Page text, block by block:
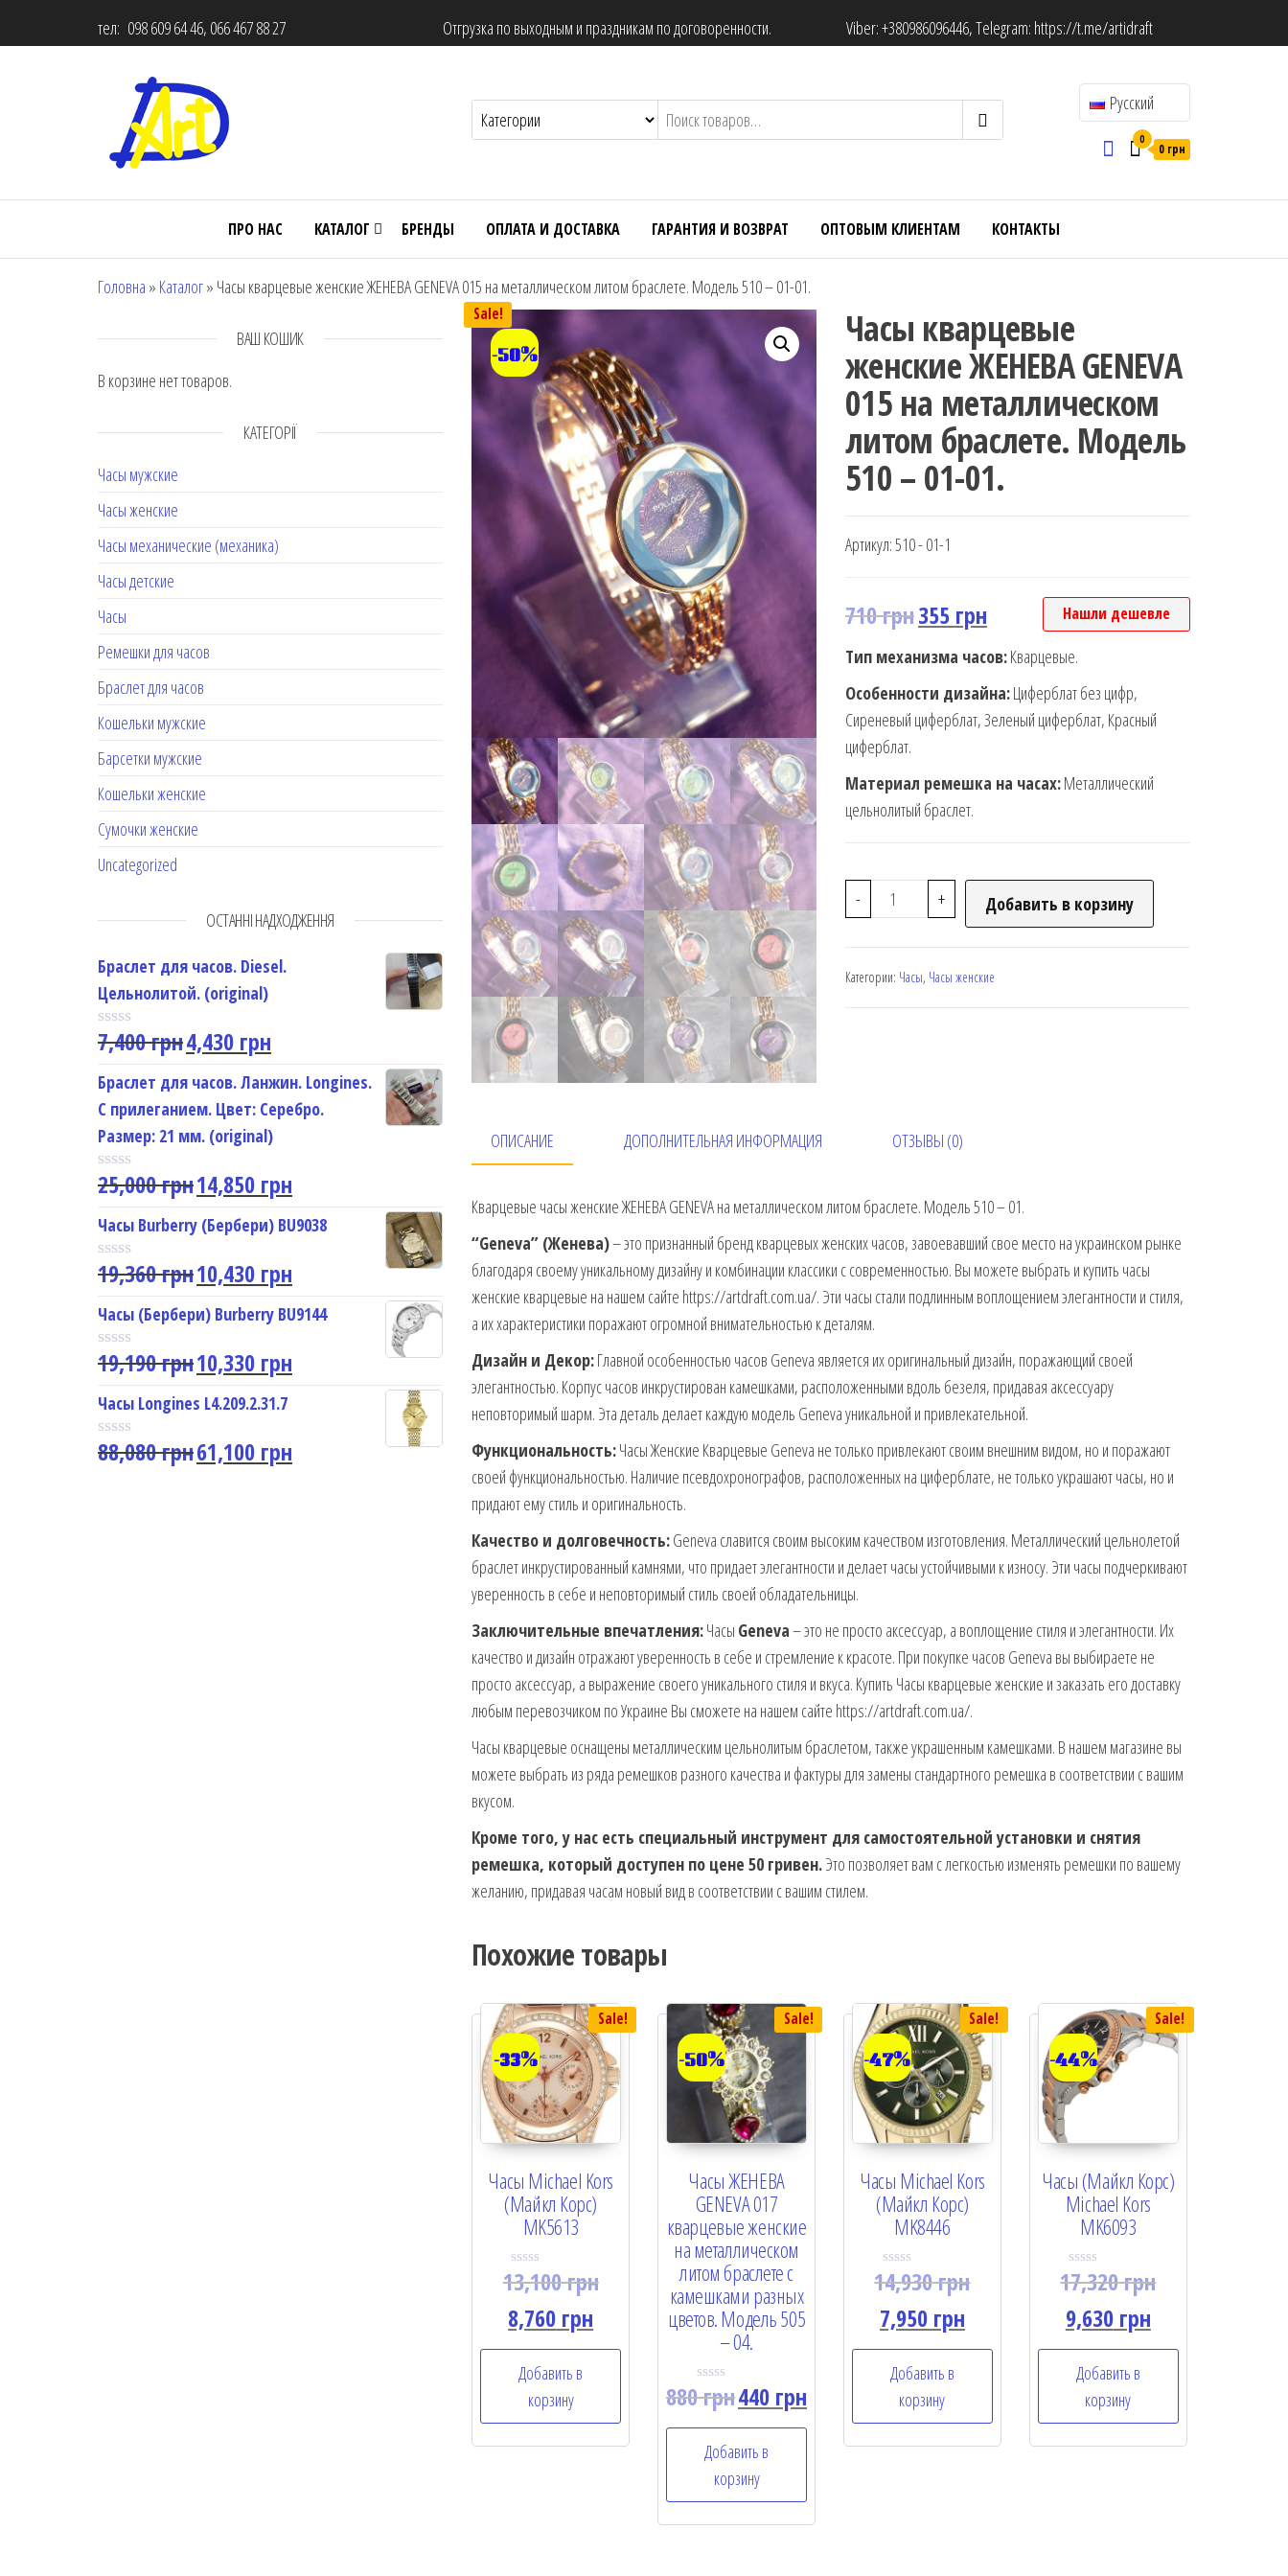
тел: 098 609 64 46, 066 467 88 27 Отгрузка по выходным и праздникам по договоренности. Viber:+380986096446, Telegram: https://t.me/artidraft
Русский
0
0 грн
ПРО НАС КАТАЛОГ БРЕНДЫ ОПЛАТА И ДОСТАВКА ГАРАНТИЯ И ВОЗВРАТ ОПТОВЫМ КЛИЕНТАМ КОНТАКТЫ
Головна » Каталог» Часы кварцевые женские ЖЕНЕВА GENEVA 015 на металлическом литом браслете. Модель 510 – 01-01.
ВАШ КОШИК
В корзине нет товаров.
КАТЕГОРІЇ
Часы мужские
Часы женские
Часы механические (механика)
Часы детские
Часы
Ремешки для часов
Браслет для часов
Кошельки мужские
Барсетки мужские
Кошельки женские
Сумочки женские
Uncategorized
ОСТАННІ НАДХОДЖЕННЯ
Браслет для часов. Diesel.
Цельнолитой. (original)
R
t
e
d
0
o
u
t
o
5
7,400грн4,430 грн
Браслет для часов. Ланжин. Longines.
С прилеганием. Цвет: Серебро.
Размер: 21 мм. (original)
R
t
e
d
0
o
u
t
o
f
5
25,000грн14,850 грн
Часы Burberry (Бербери) BU9038
R
t
e
d
0
o
u
t
o
f
5
19,360грн10,430 грн
Часы (Бербери) Burberry BU9144
R
t
e
d
0
o
19,190грн10,330 грн
Часы Longines L4.209.2.31.7
R
88,080грн61,100 грн
Sale!
-50%
Часы кварцевые
женские ЖЕНЕВА GENEVA
015 на металлическом
литом браслете. Модель
510 – 01-01.
Артикул:510 - 01-1
710грн355 грн Нашли дешевле
Тип механизма часов:Кварцевые.
Особенности дизайна:Циферблат без цифр,
Сиреневый циферблат, Зеленый циферблат, Красный
циферблат.
Материал ремешка на часах:Металлический
цельнолитый браслет.
- + Добавить в корзину
Категории: Часы, Часы женские
ОПИСАНИЕ ДОПОЛНИТЕЛЬНАЯ ИНФОРМАЦИЯ ОТЗЫВЫ (0)
Кварцевые часы женские ЖЕНЕВА GENEVA на металлическом литом браслете. Модель 510 – 01.
“Geneva” (Женева)– это признанный бренд кварцевых женских часов, завоевавший свое место на украинском рынке
благодаря своему уникальному дизайну и комбинации классики с современностью. Вы можете выбрать и купить часы
женские кварцевые на нашем сайте https://artdraft.com.ua/. Эти часы стали подлинным воплощением элегантности и стиля,
а их характеристики поражают огромной внимательностью к деталям.
Дизайн и Декор:Главной особенностью часов Geneva является их оригинальный дизайн, поражающий своей
элегантностью. Корпус часов инкрустирован камешками, расположенными вдоль безеля, придавая аксессуару
неповторимый шарм. Эта деталь делает каждую модель Geneva уникальной и привлекательной.
Функциональность:Часы Женские Кварцевые Geneva не только привлекают своим внешним видом, но и поражают
своей функциональностью. Наличие псевдохронографов, расположенных на циферблате, не только украшают часы, но и
придают ему стиль и оригинальность.
Качество и долговечность:Geneva славится своим высоким качеством изготовления. Металлический цельнолетой
браслет инкрустированный камнями, что придает элегантности и делает часы устойчивыми к износу. Эти часы подчеркивают
уверенность в себе и неповторимый стиль своей обладательницы.
Заключительные впечатления:Часы Geneva– это не просто аксессуар, а воплощение стиля и элегантности. Их
качество и дизайн отражают уверенность в себе и стремление к красоте. При покупке часов Geneva вы выбираете не
просто аксессуар, а выражение своего уникального стиля и вкуса. Купить Часы кварцевые женские и заказать его доставку
любым перевозчиком по Украине Вы сможете на нашем сайте https://artdraft.com.ua/.
Часы кварцевые оснащены металлическим цельнолитым браслетом, также украшенным камешками. В нашем магазине вы
можете выбрать из ряда ремешков разного качества и фактуры для замены стандартного ремешка в соответствии с вашим
вкусом.
Кроме того, у нас есть специальный инструмент для самостоятельной установки и снятия
ремешка, который доступен по цене 50 гривен.Это позволяет вам с легкостью изменять ремешки по вашему
желанию, придавая часам новый вид в соответствии с вашим стилем.
Похожие товары
Sale!
-33%
Часы Michael Kors
(Майкл Корс)
MK5613
R
a
t
e
d
0
u
f
13,100грн
8,760 грн
Добавить в
корзину
Sale!
-50%
Часы ЖЕНЕВА
GENEVA 017
кварцевые женские
на металлическом
литом браслете с
камешками разных
цветов. Модель 505
– 04.
R
a
o
880грн440 грн
Добавить в
корзину
Sale!
-47%
Часы Michael Kors
(Майкл Корс)
MK8446
R
a
t
e
d
0
f
14,930грн
7,950грн
Добавить в
корзину
Sale!
-44%
Часы (Майкл Корс)
Michael Kors
MK6093
R
a
t
e
d
0
f
17,320грн
9,630грн
Добавить в
корзину